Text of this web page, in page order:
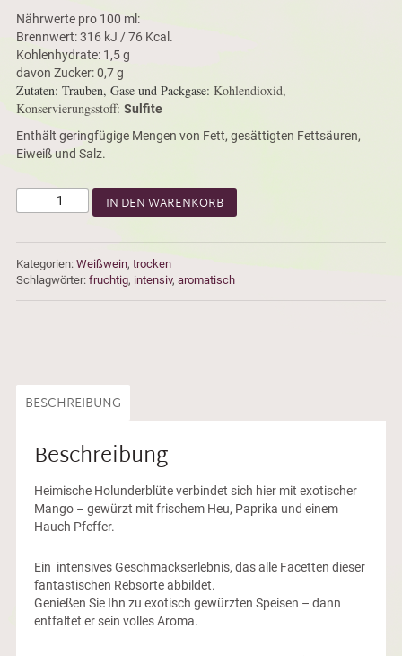
Nährwerte pro 100 ml:
Brennwert: 316 kJ / 76 Kcal.
Kohlenhydrate: 1,5 g
davon Zucker: 0,7 g
Zutaten: Trauben, Gase und Packgase: Kohlendioxid,
Konservierungsstoff: Sulfite
Enthält geringfügige Mengen von Fett, gesättigten Fettsäuren,
Eiweiß und Salz.
IN DEN WARENKORB
Kategorien: Weißwein, trocken
Schlagwörter: fruchtig, intensiv, aromatisch
BESCHREIBUNG
Beschreibung
Heimische Holunderblüte verbindet sich hier mit exotischer
Mango – gewürzt mit frischem Heu, Paprika und einem
Hauch Pfeffer.
Ein intensives Geschmackserlebnis, das alle Facetten dieser
fantastischen Rebsorte abbildet.
Genießen Sie Ihn zu exotisch gewürzten Speisen – dann
entfaltet er sein volles Aroma.